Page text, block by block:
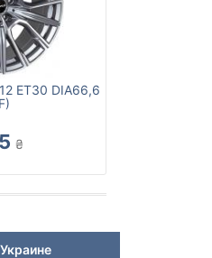
ET30 DIA66,6
₴